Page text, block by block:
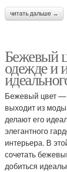
читать дальше →
Бежевый
одежде и
Бежевый цвет —
выходит из
делают его
элегантного
интерьера. В
сочетать
добиться